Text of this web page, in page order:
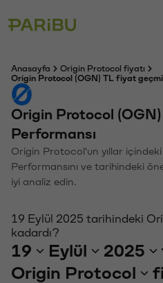
Anasayfa
Origin Protocol fiyatı
Origin Protocol (OGN) TL fiyat
Origin Protocol
Performansı
Origin Protocol'un yıllar
Performansını ve tarihindeki
iyi analiz edin.
19 Eylül 2025 tarihindeki
kadardı?
19 Eylül 2025
Origin Protocol